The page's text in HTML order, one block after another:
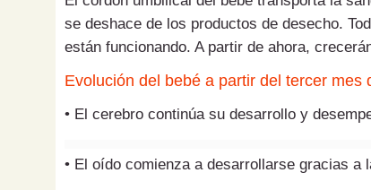
se deshace de los productos de desecho.
están funcionando. A partir de ahora,
Evolución del bebé a partir del tercer mes
• El cerebro continúa su desarrollo y
• El oído comienza a desarrollarse gracias a